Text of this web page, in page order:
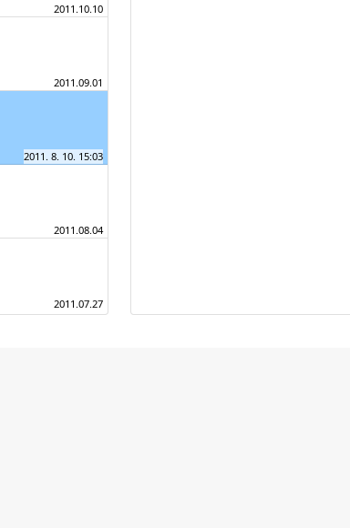
2011.10.10
2011.09.01
2011. 8. 10. 15:03
2011.08.04
2011.07.27